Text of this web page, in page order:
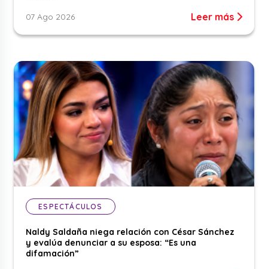
07 Ago 2026 Leer más
ESPECTÁCULOS
Naldy Saldaña niega relación con César Sánchez
y evalúa denunciar a su esposa: “Es una
difamación”